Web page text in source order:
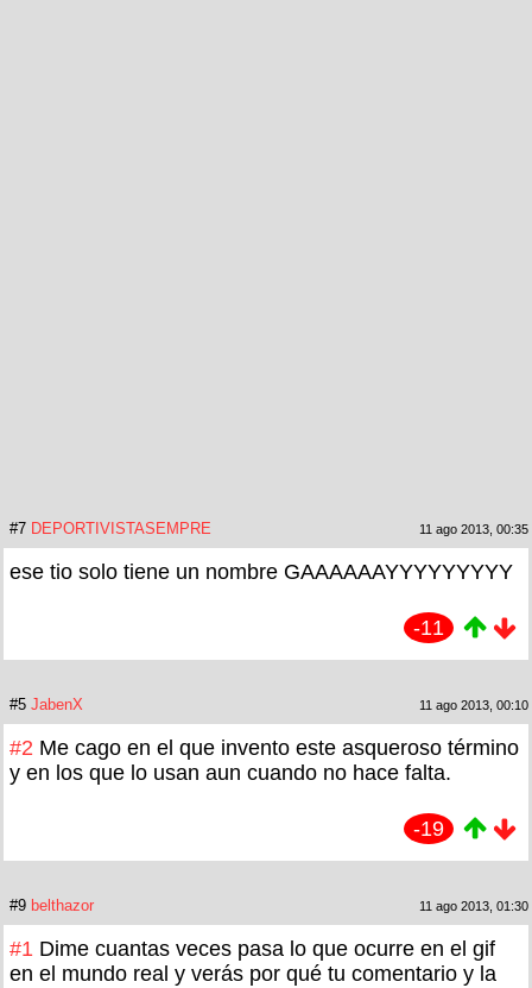
#7 DEPORTIVISTASEMPRE 11 ago 2013, 00:35
ese tio solo tiene un nombre GAAAAAAYYYYYYYYY
-11
#5 JabenX 11 ago 2013, 00:10
#2 Me cago en el que invento este asqueroso término
y en los que lo usan aun cuando no hace falta.
-19
#9 belthazor 11 ago 2013, 01:30
#1 Dime cuantas veces pasa lo que ocurre en el gif
en el mundo real y verás por qué tu comentario y la